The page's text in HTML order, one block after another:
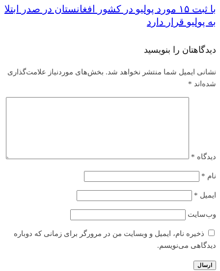
با ثبت ۱۵ مورد پولیو در کشور افغانستان در صدر ابتلا
به پولیو قرار دارد
دیدگاهتان را بنویسید
نشانی ایمیل شما منتشر نخواهد شد. بخش‌های موردنیاز علامت‌گذاری
شده‌اند *
دیدگاه *
نام *
ایمیل *
وب‌سایت
ذخیره نام، ایمیل و وبسایت من در مرورگر برای زمانی که دوباره
دیدگاهی می‌نویسم.